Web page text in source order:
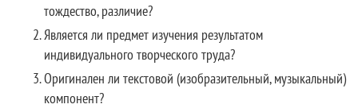
тождество, различие?
Является ли предмет изучения результатом
индивидуального творческого труда?
Оригинален ли текстовой (изобразительный, музыкальный)
компонент?